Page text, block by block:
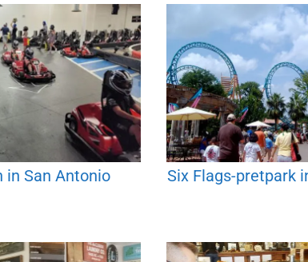
in San Antonio Six Flags-pretpark